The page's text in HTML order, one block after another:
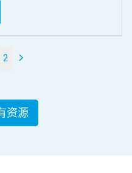
2
资源